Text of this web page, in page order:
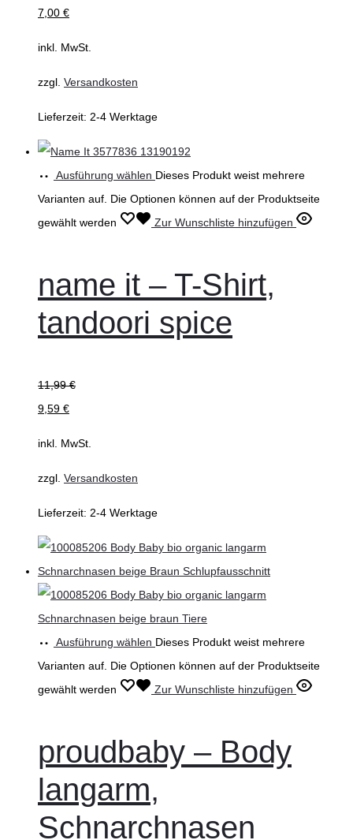
7,00 €
inkl. MwSt.
zzgl. Versandkosten
Lieferzeit: 2-4 Werktage
Ausführung wählen Dieses Produkt weist mehrere
Varianten auf. Die Optionen können auf der Produktseite
gewählt werden
Zur Wunschliste hinzufügen
name it – T-Shirt,
tandoori spice
11,99€
9,59 €
inkl. MwSt.
zzgl. Versandkosten
Lieferzeit: 2-4 Werktage
Ausführung wählen Dieses Produkt weist mehrere
Varianten auf. Die Optionen können auf der Produktseite
gewählt werden
Zur Wunschliste hinzufügen
proudbaby – Body
langarm,
Schnarchnasen